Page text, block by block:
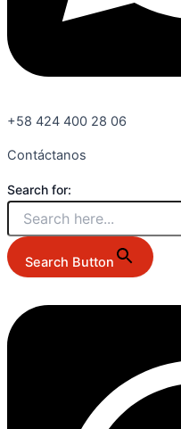
+58 424 400 28 06
Contáctanos
Search for:
Search Button